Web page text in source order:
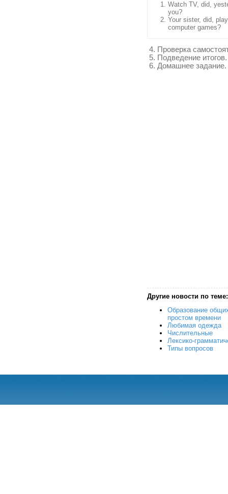
Watch TV, did,
you?
Your sister, did, play
computer games?
4. Проверка
5. Подведение итогов.
6. Домашнее
Другие новости по теме:
Образование
простом времени
Любимая одежда
Числительные
Лексико-
Типы вопросов